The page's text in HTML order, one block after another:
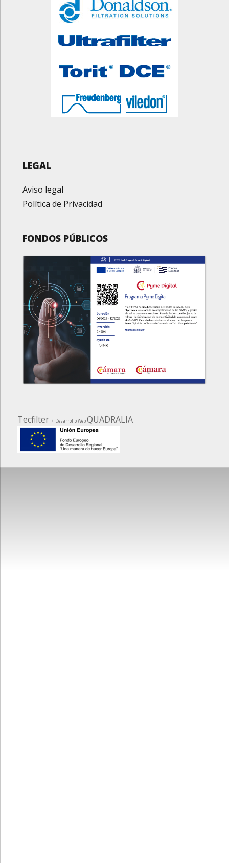
LEGAL
Aviso legal
Política de Privacidad
FONDOS PÚBLICOS
Tecfilter Desarrollo WebQUADRALIA